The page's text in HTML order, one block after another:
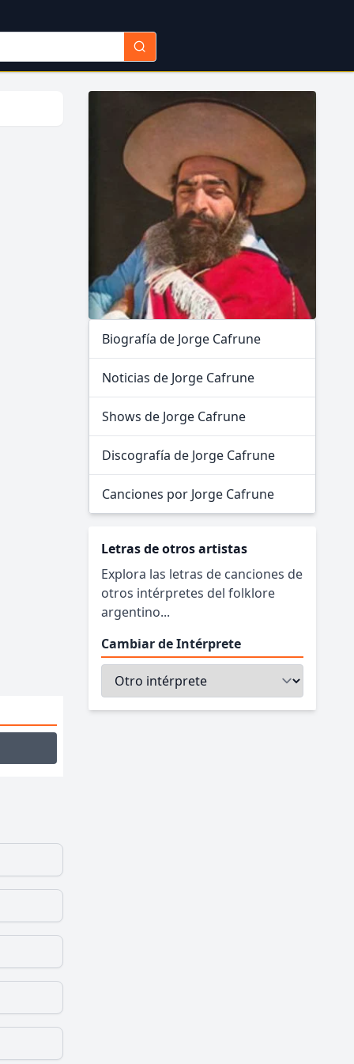
Biografía de Jorge Cafrune
Noticias de Jorge Cafrune
Shows de Jorge Cafrune
Discografía de Jorge Cafrune
Canciones por Jorge Cafrune
Letras de otros artistas
Explora las letras de canciones de
otros intérpretes del folklore
argentino...
Cambiar de Intérprete